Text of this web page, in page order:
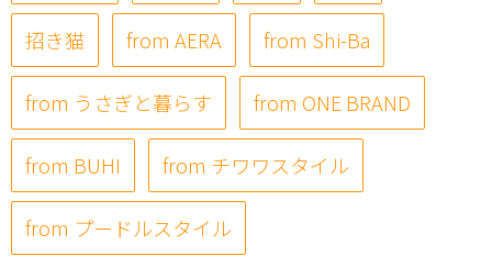
招き猫 from AERA from Shi-Ba
from うさぎと暮らす from ONE BRAND
from BUHI from チワワスタイル
from プードルスタイル